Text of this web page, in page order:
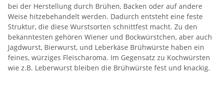
bei der Herstellung durch Brühen, Backen oder auf andere
Weise hitzebehandelt werden. Dadurch entsteht eine feste
Struktur, die diese Wurstsorten schnittfest macht. Zu den
bekanntesten gehören Wiener und Bockwürstchen, aber auch
Jagdwurst, Bierwurst, und Leberkäse Brühwürste haben ein
feines, würziges Fleischaroma. Im Gegensatz zu Kochwürsten
wie z.B. Leberwurst bleiben die Brühwürste fest und knackig.